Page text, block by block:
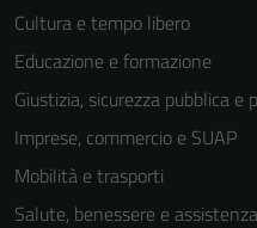
Cultura e tempo libero
Educazione e formazione
Giustizia, sicurezza pubblica e
Imprese, commercio e SUAP
Mobilità e trasporti
Salute, benessere e assistenza